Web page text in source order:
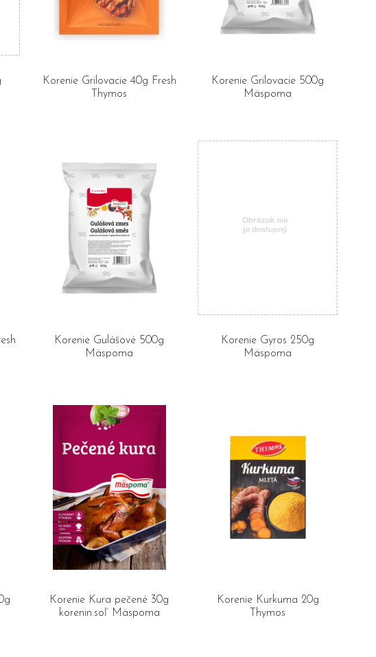
Korenie Grilovacie 40g Fresh
Thymos
Korenie Grilovacie 500g
Mäspoma
Korenie Gulášové 500g
Mäspoma
Korenie Gyros 250g
Mäspoma
Korenie Kura pečené 30g
korenin.soľ Mäspoma
Korenie Kurkuma 20g
Thymos